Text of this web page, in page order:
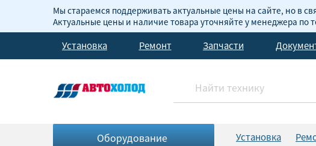
Мы стараемся поддерживать актуальные цены на сайте, но в
Актуальные цены и наличие товара уточняйте у менеджера по
Установка Ремонт Запчасти
Оборудование Установка